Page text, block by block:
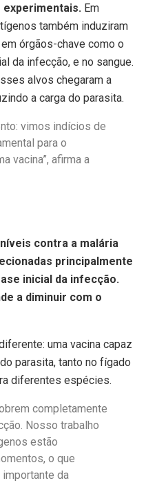
experimentais. Em
também induziram
órgãos-chave como o
da infecção, e no sangue.
alvos chegaram a
a carga do parasita.
vimos indícios de
para o
vacina”, afirma a
contra a malária
principalmente
inicial da infecção.
a diminuir com o
uma vacina capaz
parasita, tanto no fígado
diferentes espécies.
completamente
Nosso trabalho
estão
o que
importante da